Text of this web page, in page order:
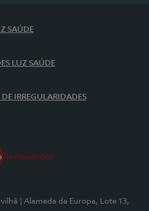
SAÚDE
LUZ SAÚDE
IRREGULARIDADES
| Alameda da Europa, Lote 13,